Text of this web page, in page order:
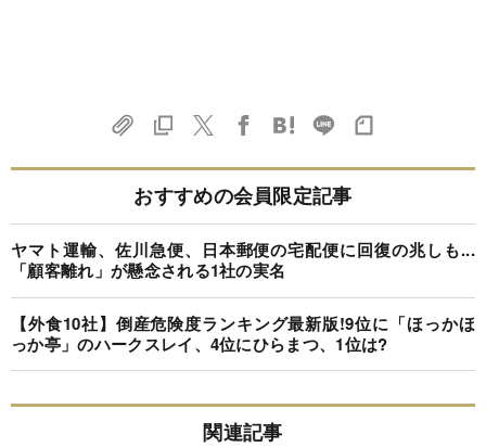
おすすめの会員限定記事
ヤマト運輸、佐川急便、日本郵便の宅配便に回復の兆しも...
「顧客離れ」が懸念される1社の実名
【外食10社】倒産危険度ランキング最新版!9位に「ほっかほ
っか亭」のハークスレイ、4位にひらまつ、1位は?
関連記事